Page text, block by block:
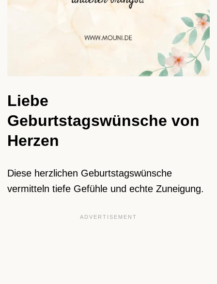
Liebe
Geburtstagswünsche von
Herzen
Diese herzlichen Geburtstagswünsche
vermitteln tiefe Gefühle und echte Zuneigung.